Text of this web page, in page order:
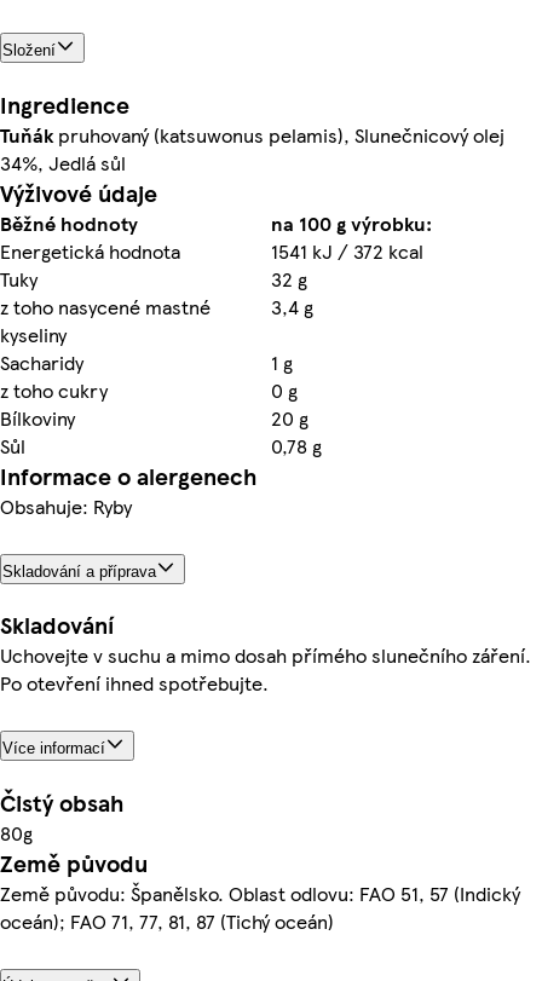
Složení
Ingredience
Tuňákpruhovaný (katsuwonus pelamis), Slunečnicový olej
34%, Jedlá sůl
Výživové údaje
Běžné hodnoty
na 100 g výrobku:
Energetická hodnota
1541 kJ / 372 kcal
Tuky
32 g
z toho nasycené mastné
kyseliny
3,4 g
Sacharidy
1 g
z toho cukry
0 g
Bílkoviny
20 g
Sůl
0,78 g
Informace o alergenech
Obsahuje: Ryby
Skladování a příprava
Skladování
Uchovejte v suchu a mimo dosah přímého slunečního záření.
Po otevření ihned spotřebujte.
Více informací
Čistý obsah
80g
Země původu
Země původu: Španělsko. Oblast odlovu: FAO 51, 57 (Indický
oceán); FAO 71, 77, 81, 87 (Tichý oceán)